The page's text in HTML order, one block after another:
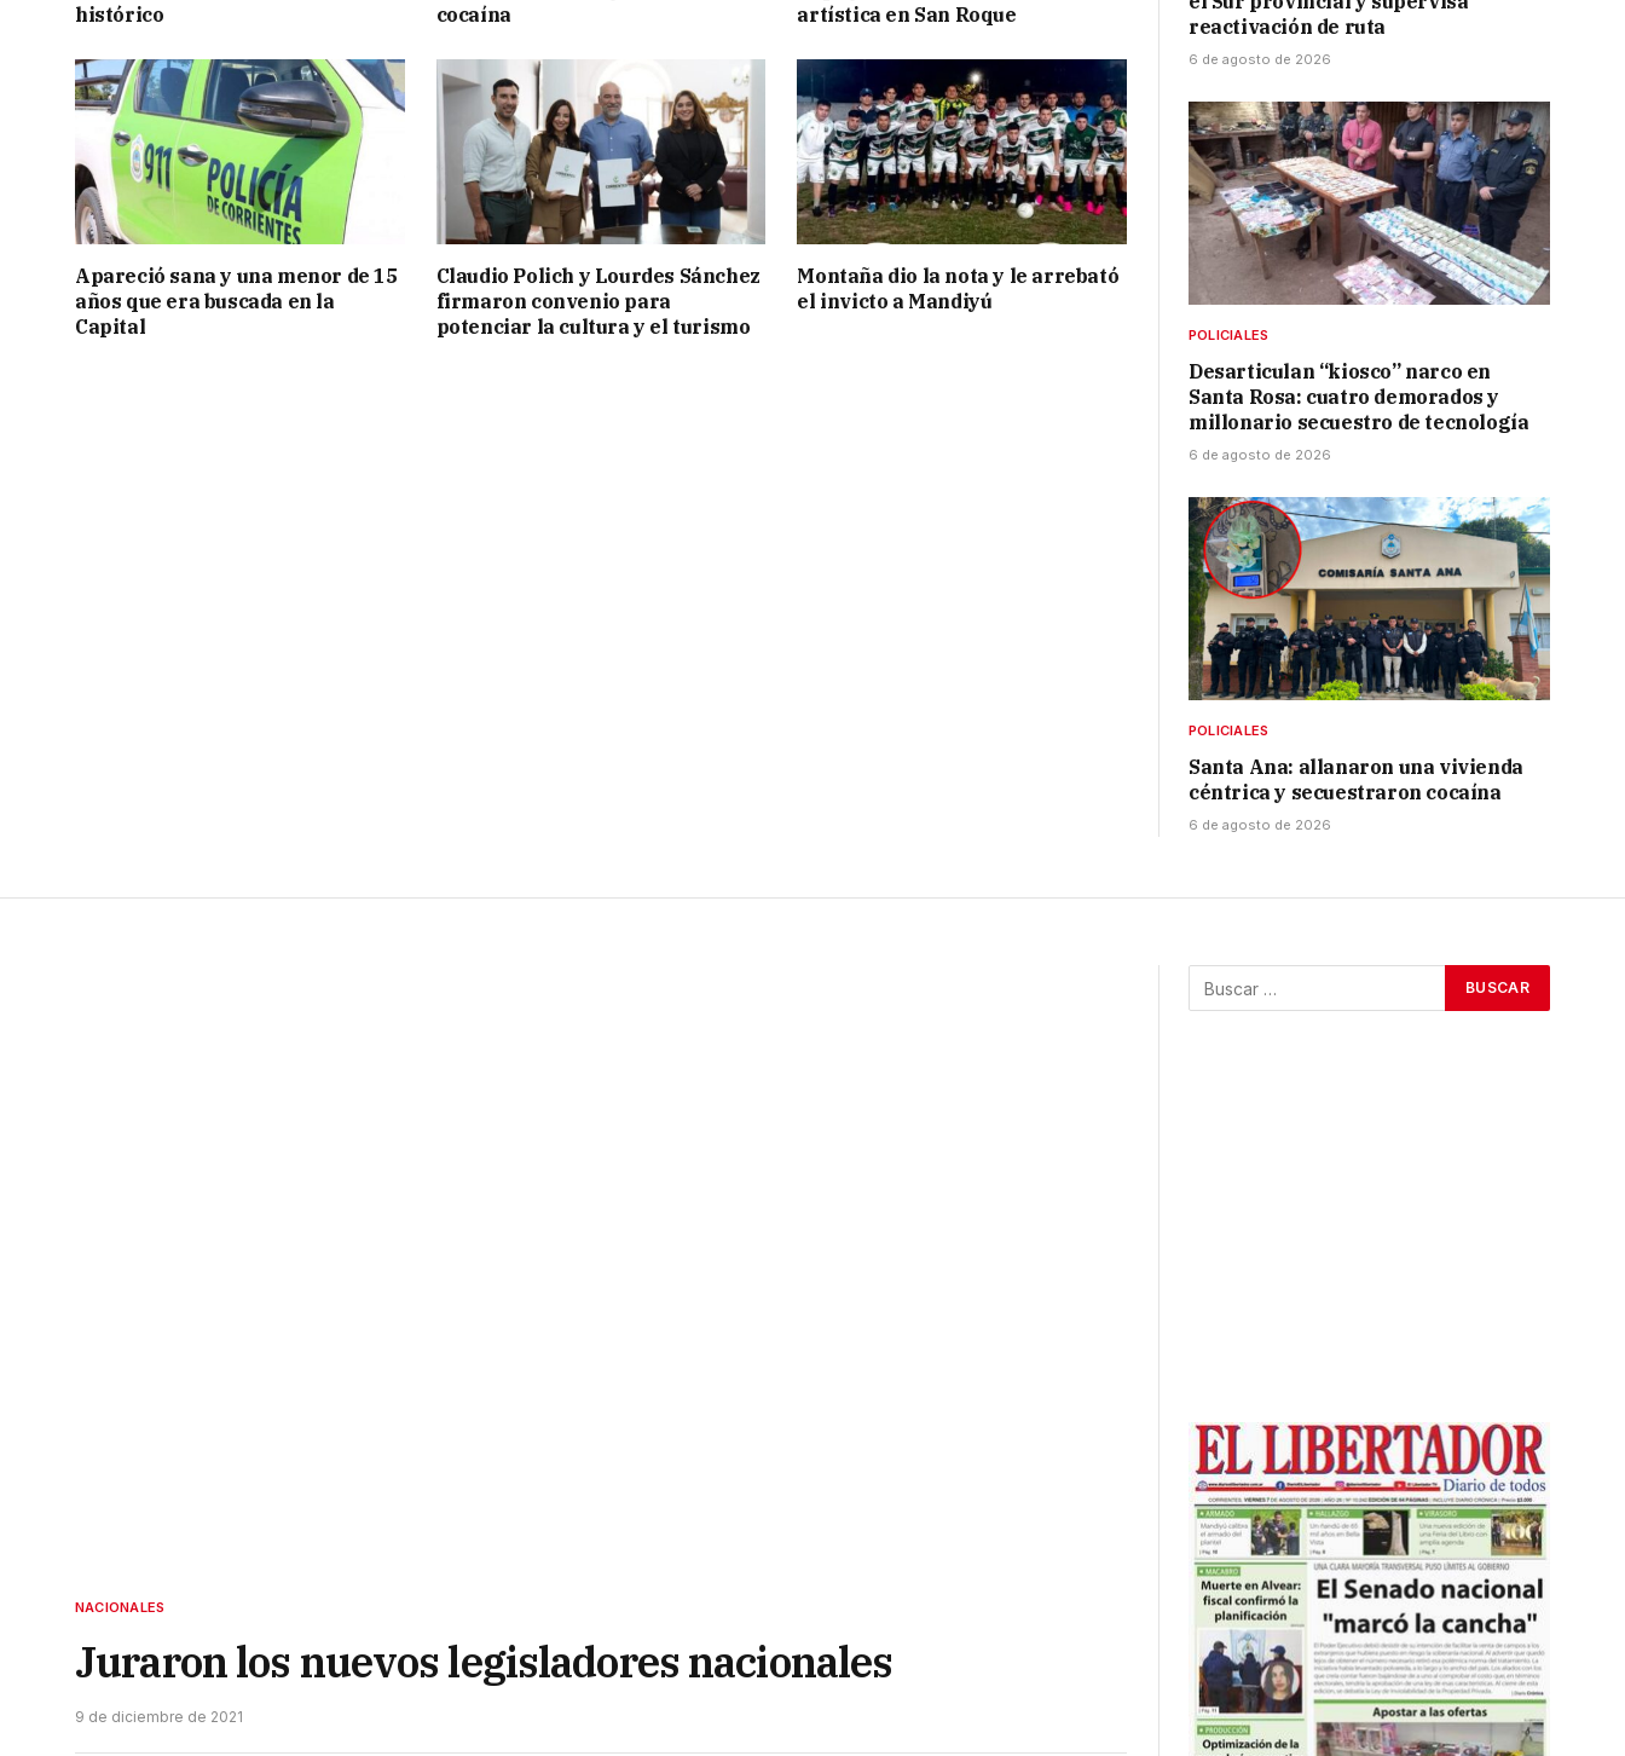
histórico
cocaína
artística en San Roque
Apareció sana y una menor de 15
años que era buscada en la
Capital
Claudio Polich y Lourdes Sánchez
firmaron convenio para
potenciar la cultura y el turismo
Montaña dio la nota y le arrebató
el invicto a Mandiyú
reactivación de ruta
6 de agosto de 2026
POLICIALES
Desarticulan “kiosco” narco en
Santa Rosa: cuatro demorados y
millonario secuestro de tecnología
6 de agosto de 2026
POLICIALES
Santa Ana: allanaron una vivienda
céntrica y secuestraron cocaína
6 de agosto de 2026
NACIONALES
Juraron los nuevos legisladores nacionales
9 de diciembre de 2021